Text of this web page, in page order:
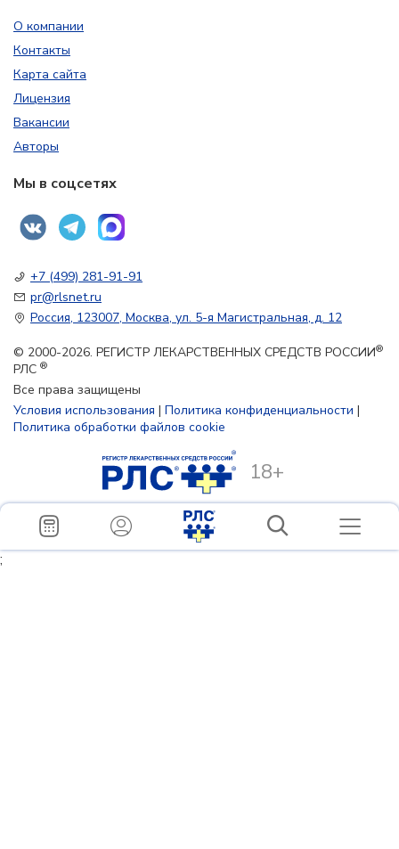
О компании
Контакты
Карта сайта
Лицензия
Вакансии
Авторы
Мы в соцсетях
+7 (499) 281-91-91
pr@rlsnet.ru
Россия, 123007, Москва, ул. 5-я Магистральная, д. 12
© 2000-2026. РЕГИСТР ЛЕКАРСТВЕННЫХ СРЕДСТВ РОССИИ®
РЛС ®
Все права защищены
Условия использования | Политика конфиденциальности |
Политика обработки файлов cookie
18+
;